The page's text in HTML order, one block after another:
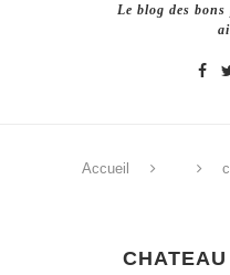
Le blog des
Accueil